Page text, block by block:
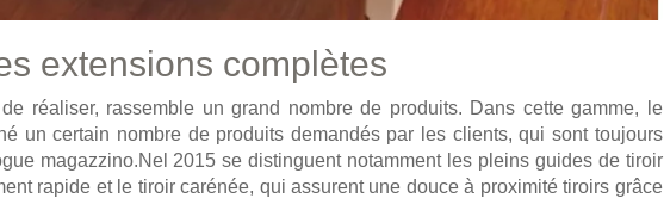
extensions complètes
réaliser, rassemble un grand nombre de produits. Dans cette gamme, le
un certain nombre de produits demandés par les clients, qui sont toujours
magazzino.Nel 2015 se distinguent notamment les pleins guides de tiroir
rapide et le tiroir carénée, qui assurent une douce à proximité tiroirs grâce